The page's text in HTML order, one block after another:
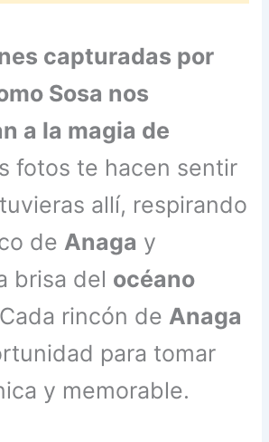
capturadas por
Sosa nos
a la magia de
fotos te hacen sentir
allí, respirando
de Anaga y
brisa del océano
rincón de Anaga
para tomar
y memorable.